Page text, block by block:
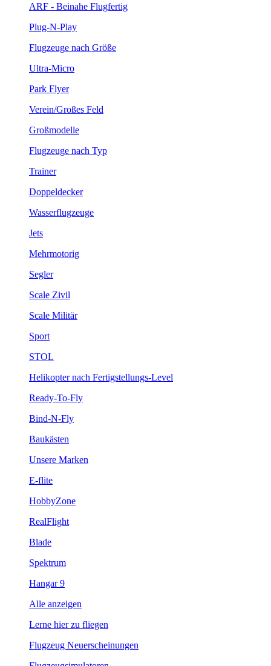
ARF - Beinahe Flugfertig
Plug-N-Play
Flugzeuge nach Größe
Ultra-Micro
Park Flyer
Verein/Großes Feld
Großmodelle
Flugzeuge nach Typ
Trainer
Doppeldecker
Wasserflugzeuge
Jets
Mehrmotorig
Segler
Scale Zivil
Scale Militär
Sport
STOL
Helikopter nach Fertigstellungs-Level
Ready-To-Fly
Bind-N-Fly
Baukästen
Unsere Marken
E-flite
HobbyZone
RealFlight
Blade
Spektrum
Hangar 9
Alle anzeigen
Lerne hier zu fliegen
Flugzeug Neuerscheinungen